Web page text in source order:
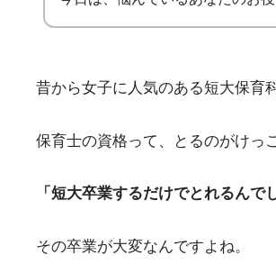
昔から女子に人気のある短大保育科
保育士の資格って、とるのがけっ
「短大卒業するだけでとれるん
その卒業が大変なんですよね。